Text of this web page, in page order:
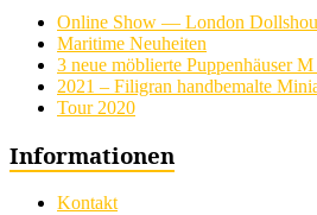
Online Show — London
Maritime Neuheiten
3 neue möblierte Puppenhäuser
2021 – Filigran handbemalte
Tour 2020
Informationen
Kontakt